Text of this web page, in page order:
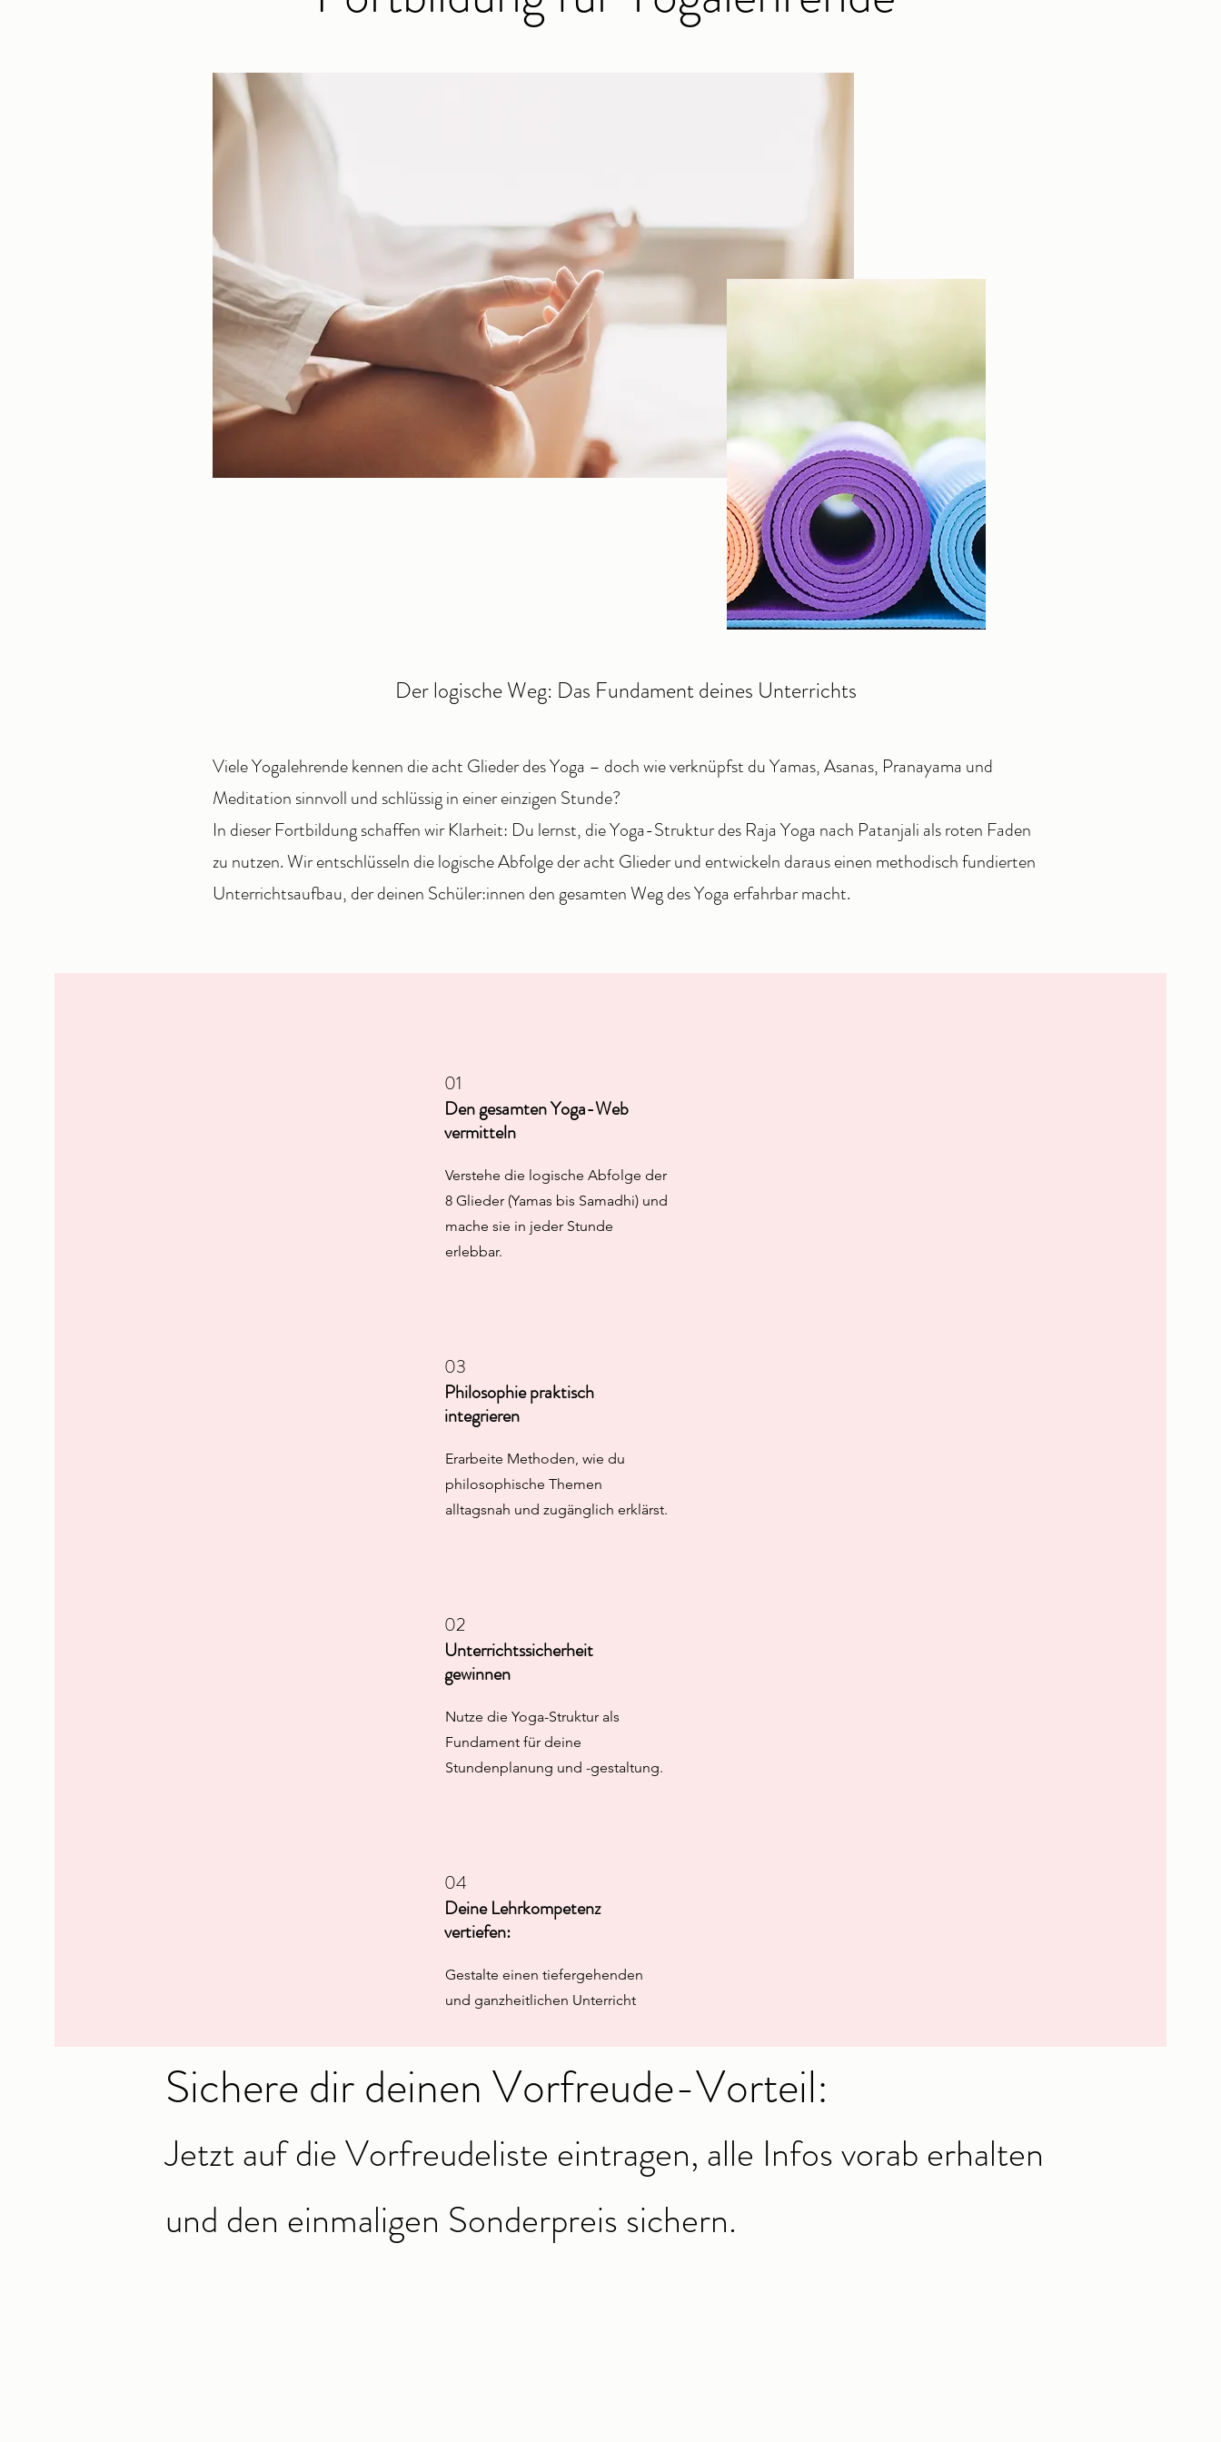
Der logische Weg: Das Fundament deines Unterrichts
Viele Yogalehrende kennen die acht Glieder des Yoga – doch wie verknüpfst du Yamas, Asanas, Pranayama und
Meditation sinnvoll und schlüssig in einer einzigen Stunde?
In dieser Fortbildung schaffen wir Klarheit: Du lernst, die Yoga-Struktur des Raja Yoga nach Patanjali als roten Faden
zu nutzen. Wir entschlüsseln die logische Abfolge der acht Glieder und entwickeln daraus einen methodisch fundierten
Unterrichtsaufbau, der deinen Schüler:innen den gesamten Weg des Yoga erfahrbar macht.
01
Den gesamten Yoga-Web
vermitteln
Verstehe die logische Abfolge der
8 Glieder (Yamas bis Samadhi) und
mache sie in jeder Stunde
erlebbar.
03
Philosophie praktisch
integrieren
Erarbeite Methoden, wie du
philosophische Themen
alltagsnah und zugänglich erklärst.
02
Unterrichtssicherheit
gewinnen
Nutze die Yoga-Struktur als
Fundament für deine
Stundenplanung und -gestaltung.
04
Deine Lehrkompetenz
vertiefen:
Gestalte einen tiefergehenden
und ganzheitlichen Unterricht
Sichere dir deinen Vorfreude-Vorteil:
Jetzt auf die Vorfreudeliste eintragen, alle Infos vorab erhalten
und den einmaligen Sonderpreis sichern.